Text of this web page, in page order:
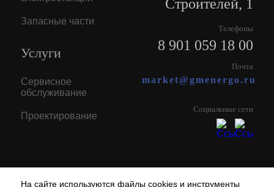
Запасные части
Услуги
Сервисное
обслуживание
Проектирование
Строителей, 1
Телефоны
8 901 059 18 00
Почта
market@gmenergo.ru
Социальные сети
На сайте используются файлы cookies и инструменты